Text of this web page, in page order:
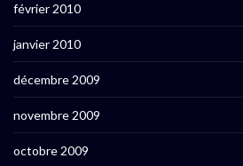
février 2010
janvier 2010
décembre 2009
novembre 2009
octobre 2009